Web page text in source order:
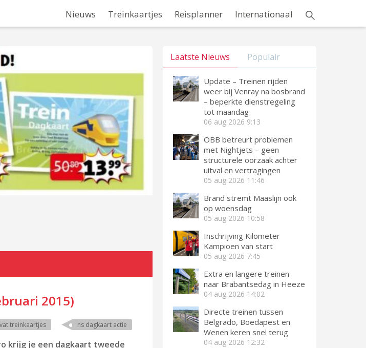
Nieuws Treinkaartjes Reisplanner Internationaal
2015)
treinkaartjes ns dagkaart actie
krijg je een dagkaart tweede
Laatste Nieuws Populair
Update – Treinen rijden
weer bij Venray na bosbrand
– beperkte dienstregeling
tot maandag
06 aug 2026 9:13
ÖBB betreurt problemen
met Nightjets – geen
structurele oorzaak achter
uitval en vertragingen
05 aug 2026 11:46
Brand stremt Maaslijn ook
op woensdag
05 aug 2026 10:58
Inschrijving Kilometer
Kampioen van start
05 aug 2026 7:45
Extra en langere treinen
naar Brabantsedag in Heeze
04 aug 2026 14:02
Directe treinen tussen
Belgrado, Boedapest en
Wenen keren snel terug
04 aug 2026 12:32